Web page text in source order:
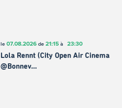
le 07.08.2026de 21:15à 23:30
Lola Rennt (City Open Air Cinema
@Bonnev…